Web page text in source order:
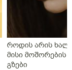
როდის არის
მისი მოშორების
გზები